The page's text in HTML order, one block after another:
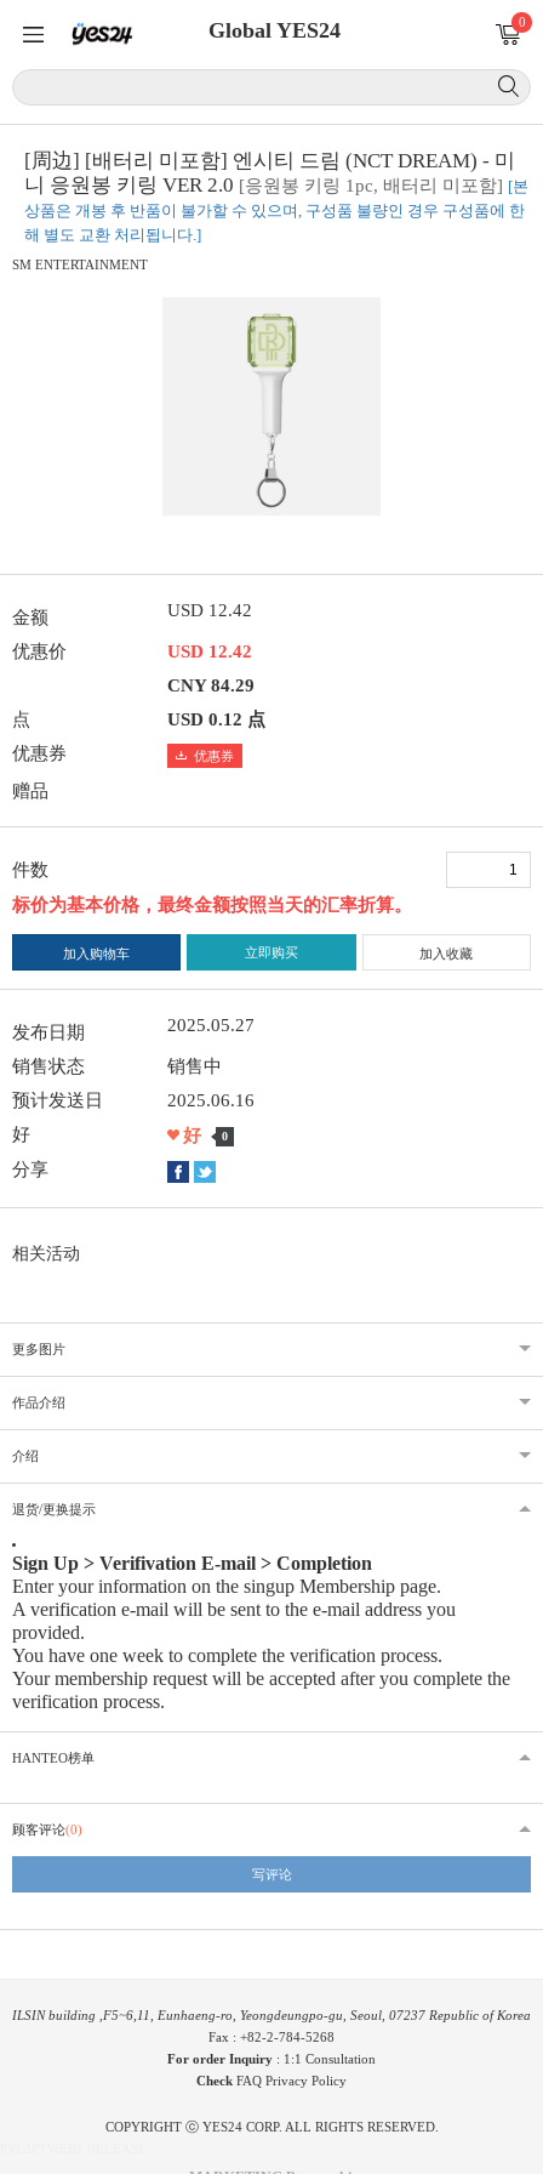
Global YES24 0
[周边] [배터리 미포함] 엔시티 드림 (NCT DREAM) - 미
니 응원봉 키링 VER 2.0 [응원봉 키링 1pc, 배터리 미포함] [본
상품은 개봉 후 반품이 불가할 수 있으며, 구성품 불량인 경우 구성품에 한
해 별도 교환 처리됩니다.]
SM ENTERTAINMENT
金额 USD 12.42
优惠价
USD 12.42
CNY 84.29
点
USD 0.12 点
优惠券
优惠券
赠品
件数
标价为基本价格，最终金额按照当天的汇率折算。
加入购物车 立即购买 加入收藏
发布日期 2025.05.27
销售状态
销售中
预计发送日
2025.06.16
好
好 0
分享
相关活动
更多图片
作品介绍
介绍
退货/更换提示
Sign Up > Verifivation E-mail > Completion
Enter your information on the singup Membership page.
A verification e-mail will be sent to the e-mail address you
provided.
You have one week to complete the verification process.
Your membership request will be accepted after you complete the
verification process.
HANTEO榜单
顾客评论(0)
写评论
ILSIN building ,F5~6,11, Eunhaeng-ro, Yeongdeungpo-gu, Seoul, 07237 Republic of Korea
Fax : +82-2-784-5268
For order Inquiry : 1:1 Consultation
Check FAQ Privacy Policy
COPYRIGHT ⓒ YES24 CORP. ALL RIGHTS RESERVED.